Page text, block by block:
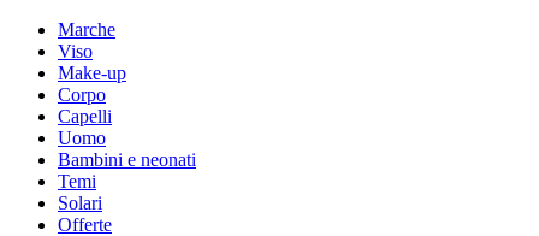
Marche
Viso
Make-up
Corpo
Capelli
Uomo
Bambini e neonati
Temi
Solari
Offerte